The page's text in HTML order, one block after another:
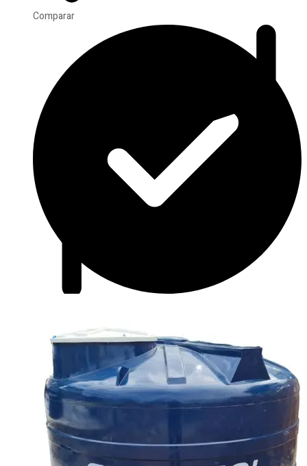
Comparar